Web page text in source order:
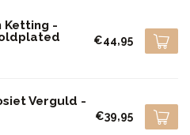
Ketting -
€44,95
Verguld -
€39,95